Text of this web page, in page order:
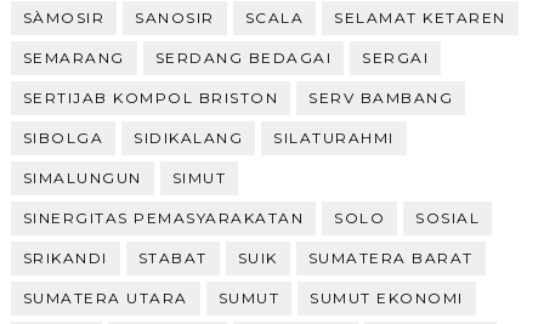
SÀMOSIR SANOSIR SCALA SELAMAT KETAREN
SEMARANG SERDANG BEDAGAI SERGAI
SERTIJAB KOMPOL BRISTON SERV BAMBANG
SIBOLGA SIDIKALANG SILATURAHMI
SIMALUNGUN SIMUT
SINERGITAS PEMASYARAKATAN SOLO SOSIAL
SRIKANDI STABAT SUIK SUMATERA BARAT
SUMATERA UTARA SUMUT SUMUT EKONOMI